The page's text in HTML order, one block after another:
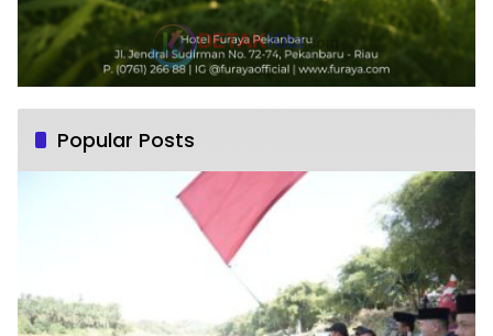
Popular Posts